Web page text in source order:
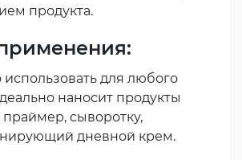
продукта.
для любого
наносит продукты
праймер, сыворотку,
дневной крем.